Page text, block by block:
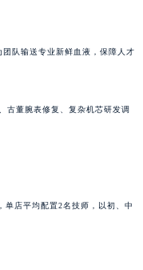
队输送专业新鲜血液，保障人才
古董腕表修复、复杂机芯研发调
单店平均配置2名技师，以初、中